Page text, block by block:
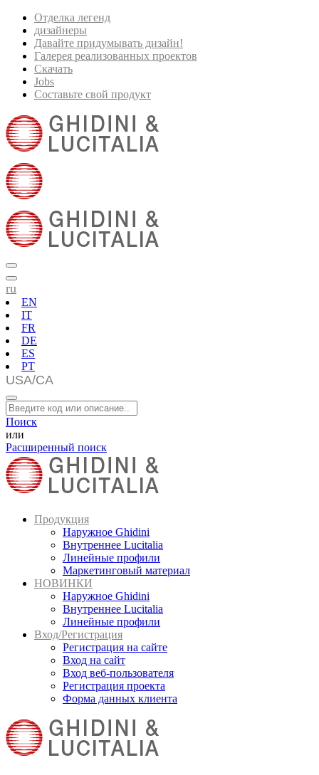
Отделка легенд
дизайнеры
Давайте придумывать дизайн!
Галерея реализованных проектов
Скачать
Jobs
Составьте свой продукт
ru
EN
IT
FR
DE
ES
PT
Поиск
или
Расширенный поиск
Продукция
Наружное Ghidini
Внутреннее Lucitalia
Линейные профили
Маркетинговый материал
НОВИНКИ
Наружное Ghidini
Внутреннее Lucitalia
Линейные профили
Вход/Регистрация
Регистрация на сайте
Вход на сайт
Вход веб-пользователя
Регистрация проекта
Форма данных клиента